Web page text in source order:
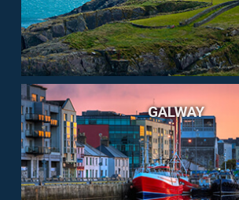
GALWAY